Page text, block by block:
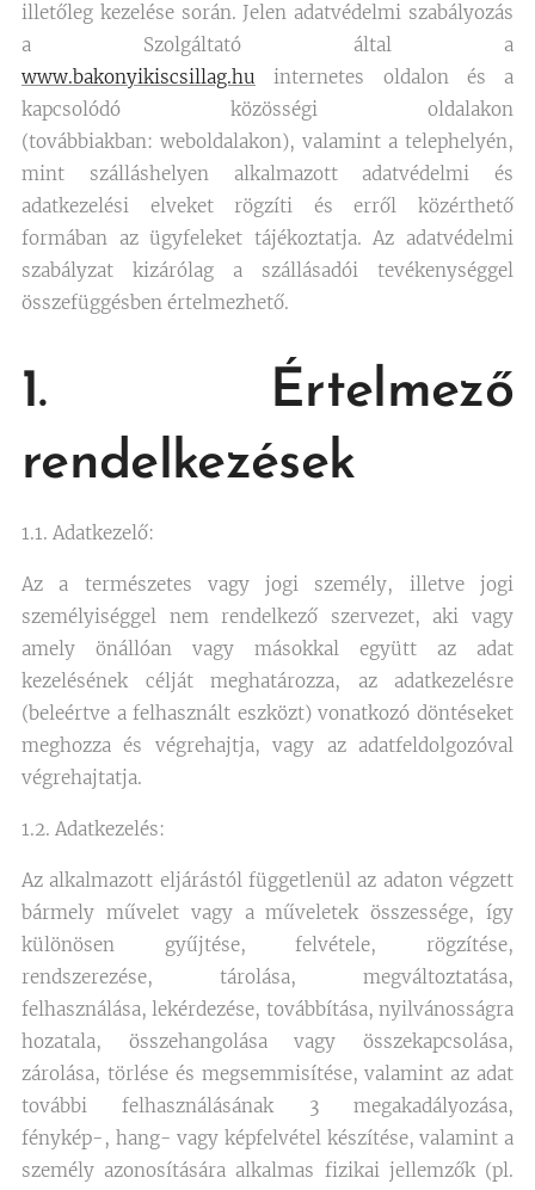
illetőleg kezelése során. Jelen adatvédelmi szabályozás
a Szolgáltató által a
www.bakonyikiscsillag.hu internetes oldalon és a
kapcsolódó közösségi oldalakon
(továbbiakban: weboldalakon), valamint a telephelyén,
mint szálláshelyen alkalmazott adatvédelmi és
adatkezelési elveket rögzíti és erről közérthető
formában az ügyfeleket tájékoztatja. Az adatvédelmi
szabályzat kizárólag a szállásadói tevékenységgel
összefüggésben értelmezhető.
1. Értelmező
rendelkezések
1.1. Adatkezelő:
Az a természetes vagy jogi személy, illetve jogi
személyiséggel nem rendelkező szervezet, aki vagy
amely önállóan vagy másokkal együtt az adat
kezelésének célját meghatározza, az adatkezelésre
(beleértve a felhasznált eszközt) vonatkozó döntéseket
meghozza és végrehajtja, vagy az adatfeldolgozóval
végrehajtatja.
1.2. Adatkezelés:
Az alkalmazott eljárástól függetlenül az adaton végzett
bármely művelet vagy a műveletek összessége, így
különösen gyűjtése, felvétele, rögzítése,
rendszerezése, tárolása, megváltoztatása,
felhasználása, lekérdezése, továbbítása, nyilvánosságra
hozatala, összehangolása vagy összekapcsolása,
zárolása, törlése és megsemmisítése, valamint az adat
további felhasználásának 3 megakadályozása,
fénykép-, hang- vagy képfelvétel készítése, valamint a
személy azonosítására alkalmas fizikai jellemzők (pl.